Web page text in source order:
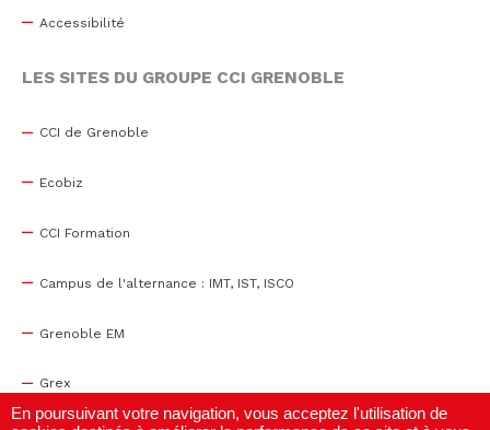
Accessibilité
LES SITES DU GROUPE CCI GRENOBLE
CCI de Grenoble
Ecobiz
CCI Formation
Campus de l'alternance : IMT, IST, ISCO
Grenoble EM
Grex
En poursuivant votre navigation, vous acceptez l'utilisation de